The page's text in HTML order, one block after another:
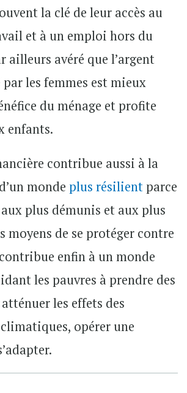
la clé de leur accès au
et à un emploi hors du
ailleurs avéré que l’argent
par les femmes est mieux
du ménage et profite
enfants.
contribue aussi à la
monde plus résilientparce
plus démunis et aux plus
moyens de se protéger contre
enfin à un monde
les pauvres à prendre des
les effets des
opérer une